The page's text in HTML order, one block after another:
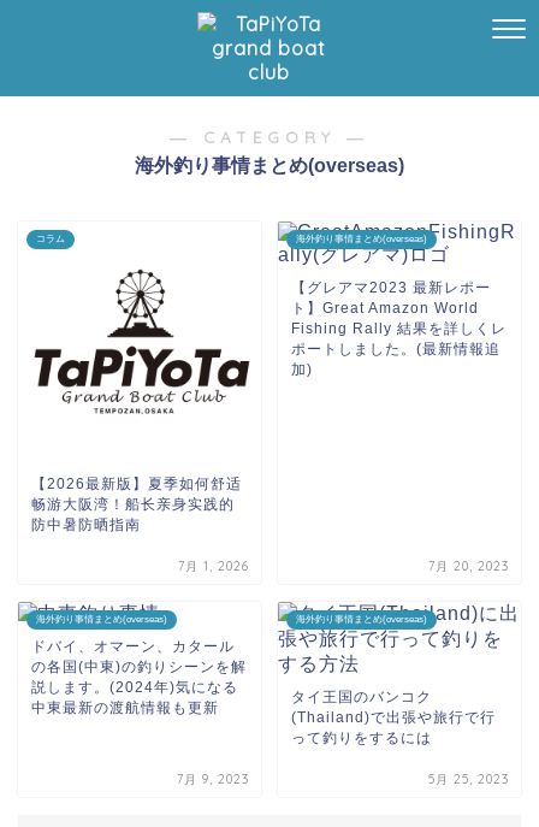
― CATEGORY ―
海外釣り事情まとめ(overseas)
コラム
【2026最新版】夏季如何舒适
畅游大阪湾！船长亲身实践的
防中暑防晒指南
7月 1, 2026
海外釣り事情まとめ(overseas)
【グレアマ2023 最新レポー
ト】Great Amazon World
Fishing Rally 結果を詳しくレ
ポートしました。(最新情報追
加)
7月 20, 2023
海外釣り事情まとめ(overseas)
ドバイ、オマーン、カタール
の各国(中東)の釣りシーンを解
説します。(2024年)気になる
中東最新の渡航情報も更新
7月 9, 2023
海外釣り事情まとめ(overseas)
タイ王国のバンコク
(Thailand)で出張や旅行で行
って釣りをするには
5月 25, 2023